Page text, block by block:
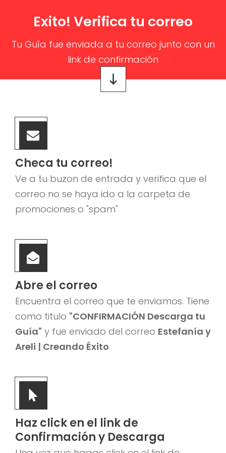
Exito! Verifica tu correo
Tu Guía fue enviada a tu correo junto con un
link de confirmación
Checa tu correo!
Ve a tu buzon de entrada y verifica que el
correo no se haya ido a la carpeta de
promociones o "spam"
Abre el correo
Encuentra el correo que te enviamos. Tiene
como titulo "CONFIRMACIÓN Descarga tu
Guía" y fue enviado del correo Estefanía y
Areli | Creando Éxito
Haz click en el link de
Confirmación y Descarga